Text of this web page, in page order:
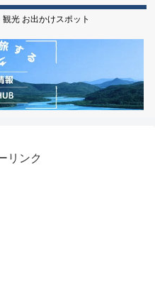
光 お出かけスポット
リンク